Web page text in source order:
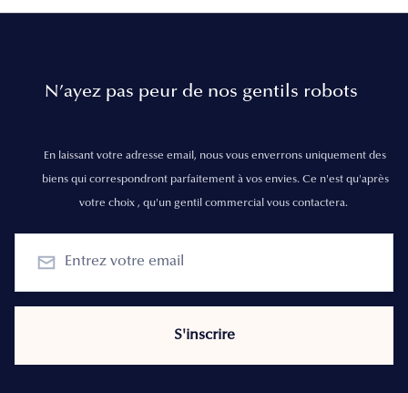
N’ayez pas peur de nos gentils robots
En laissant votre adresse email, nous vous enverrons uniquement des
biens qui correspondront parfaitement à vos envies. Ce n'est qu'après
votre choix , qu'un gentil commercial vous contactera.